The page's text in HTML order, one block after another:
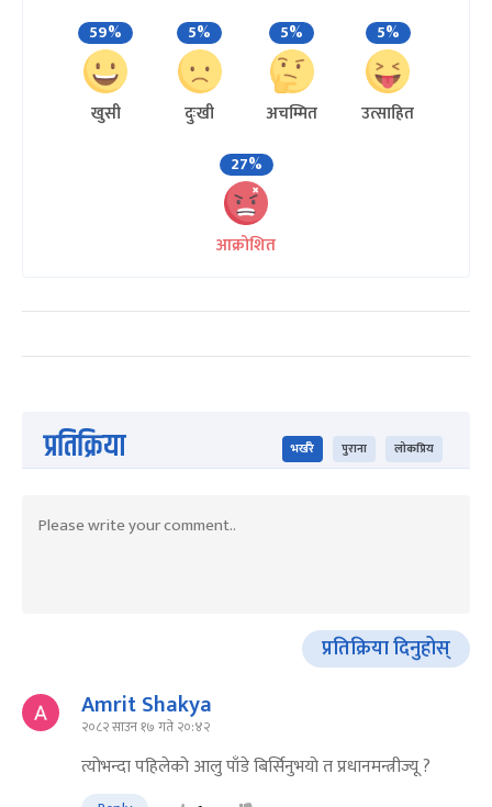
59%
खुसी
5%
दुःखी
5%
अचम्मित
5%
उत्साहित
27%
आक्रोशित
प्रतिक्रिया भर्खरै पुराना लोकप्रिय
प्रतिक्रिया दिनुहोस्
Amrit Shakya
२०८२ साउन १७ गते २०:४२
त्योभन्दा पहिलेको आलु पाँडे बिर्सिनुभयो त प्रधानमन्त्रीज्यू ?